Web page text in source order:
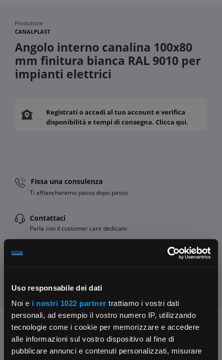
Uso responsabile dei dati
Noi e i nostri 1022 partner trattiamo i vostri dati
personali, ad esempio il vostro numero IP, utilizzando
tecnologie come i cookie per memorizzare e accedere
alle informazioni sul vostro dispositivo al fine di
pubblicare annunci e contenuti personalizzati, misurare
Produttore
CANALPLAST
Angolo interno canalina 100x80
mm finitura bianca RAL 9010 per
impianti elettrici
Registrati o accedi al tuo account e verifica
disponibilità e tempi di consegna. Clicca qui.
Fissa una consulenza
Ti affiancheremo passo dopo passo
Contattaci
Parla con il customer care dedicato
Condividi:
Chiedi ai nostri tecnici